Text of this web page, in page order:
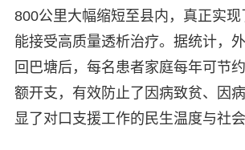
800公里大幅缩短至县内，真正实现
能接受高质量透析治疗。据统计，
回巴塘后，每名患者家庭每年可节
额开支，有效防止了因病致贫、因
显了对口支援工作的民生温度与社会